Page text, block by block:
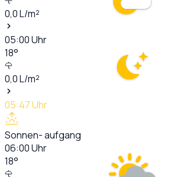
0,0L/m²
05:00Uhr
18°
0,0L/m²
05:47Uhr
Sonnen- aufgang
06:00Uhr
18°